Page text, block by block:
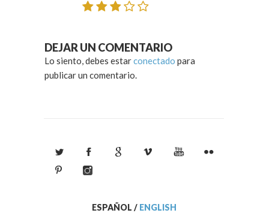
DEJAR UN COMENTARIO
Lo siento, debes estarconectado para
publicar un comentario.
ESPAÑOL / ENGLISH